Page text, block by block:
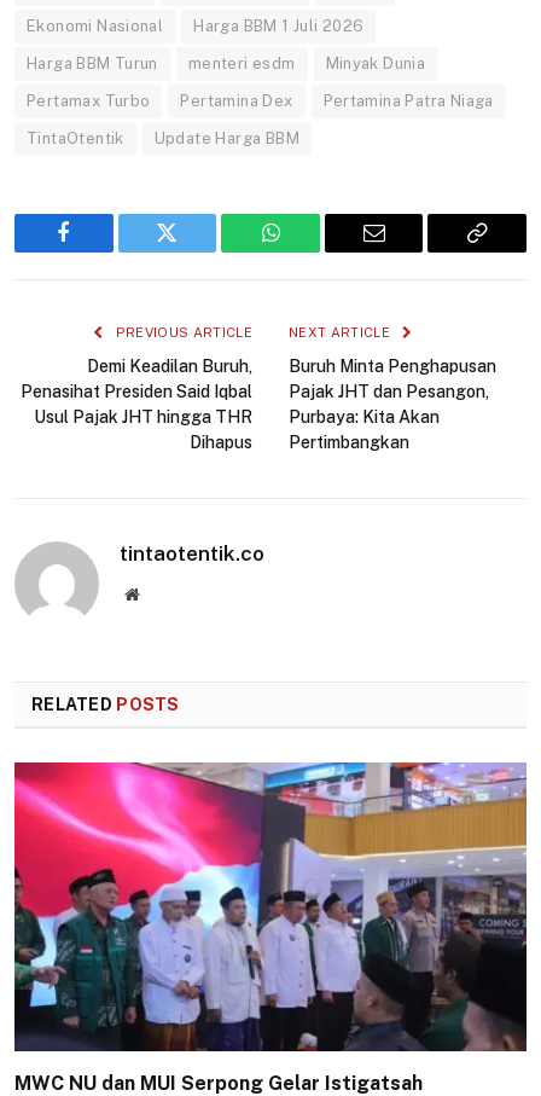
Ekonomi Nasional Harga BBM 1 Juli 2026
Harga BBM Turun menteri esdm Minyak Dunia
Pertamax Turbo Pertamina Dex Pertamina Patra Niaga
TintaOtentik Update Harga BBM
Facebook Twitter WhatsApp Email
Copy
PREVIOUS ARTICLE
Demi Keadilan Buruh,
Penasihat Presiden Said Iqbal
Usul Pajak JHT hingga THR
Dihapus
NEXT ARTICLE
Buruh Minta Penghapusan
Pajak JHT dan Pesangon,
Purbaya: Kita Akan
Pertimbangkan
tintaotentik.co
Website
RELATED POSTS
MWC NU dan MUI Serpong Gelar Istigatsah